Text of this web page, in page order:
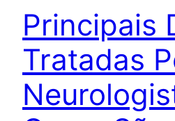
Principais
Tratadas